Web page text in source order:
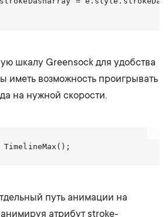
шкалу Greensock для удобства
иметь возможность проигрывать
на нужной скорости.
путь анимации на
атрибут stroke-